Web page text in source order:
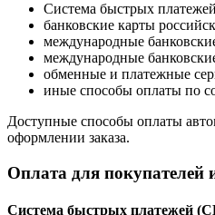
Система быстрых
банковские карты
международные
международные
обменные и платежные
иные способы оплаты по
Доступные способы оплаты
оформлении заказа.
Оплата для покупателей
Система быстрых платежей